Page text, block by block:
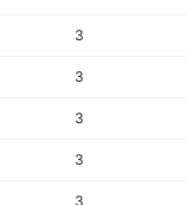
3
3
3
3
3